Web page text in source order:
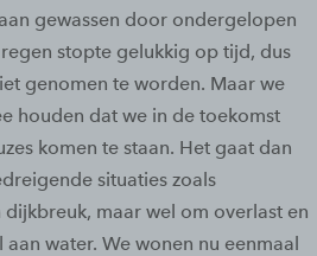
gewassen door ondergelopen
stopte gelukkig op tijd, dus
genomen te worden. Maar we
houden dat we in de toekomst
komen te staan. Het gaat dan
situaties zoals
maar wel om overlast en
water. We wonen nu eenmaal